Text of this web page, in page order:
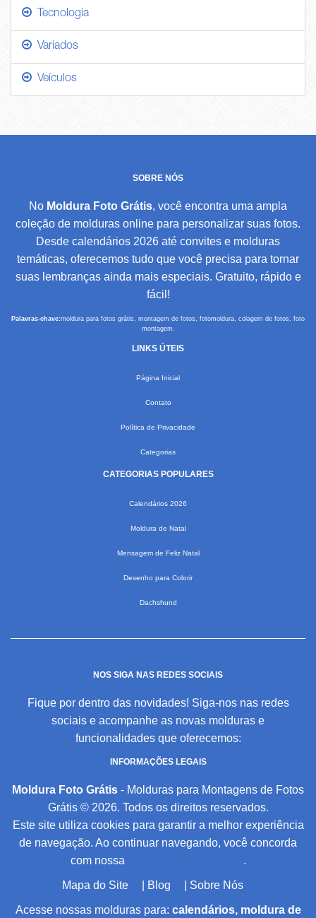
Tecnologia
Variados
Veículos
SOBRE NÓS
No Moldura Foto Grátis, você encontra uma ampla
coleção de molduras online para personalizar suas fotos.
Desde calendários 2026 até convites e molduras
temáticas, oferecemos tudo que você precisa para tornar
suas lembranças ainda mais especiais. Gratuito, rápido e
fácil!
Palavras-chave:moldura para fotos grátis, montagem de fotos, fotomoldura, colagem de fotos, foto
montagem.
LINKS ÚTEIS
Página Inicial
Contato
Política de Privacidade
Categorias
CATEGORIAS POPULARES
Calendários 2026
Moldura de Natal
Mensagem de Feliz Natal
Desenho para Colorir
Dachshund
NOS SIGA NAS REDES SOCIAIS
Fique por dentro das novidades! Siga-nos nas redes
sociais e acompanhe as novas molduras e
funcionalidades que oferecemos:
INFORMAÇÕES LEGAIS
Moldura Foto Grátis - Molduras para Montagens de Fotos
Grátis © 2026. Todos os direitos reservados.
Este site utiliza cookies para garantir a melhor experiência
de navegação. Ao continuar navegando, você concorda
com nossa
.
Mapa do Site Blog Sobre Nós
Acesse nossas molduras para: calendários, moldura de